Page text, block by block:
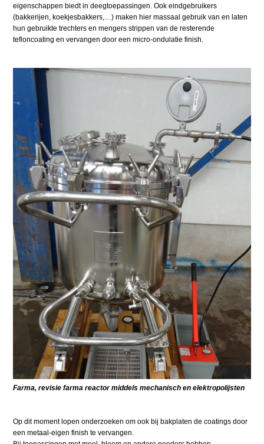
eigenschappen biedt in deegtoepassingen. Ook eindgebruikers
(bakkerijen, koekjesbakkers,…) maken hier massaal gebruik van en laten
hun gebruikte trechters en mengers strippen van de resterende
tefloncoating en vervangen door een micro-ondulatie finish.
Farma, revisie farma reactor middels mechanisch en elektropolijsten
Op dit moment lopen onderzoeken om ook bij bakplaten de coatings door
een metaal-eigen finish te vervangen.